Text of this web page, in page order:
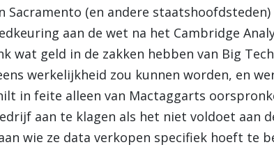
Sacramento (en andere
aan de wet na het Cambridge
wat geld in de zakken hebben van Big
werkelijkheid zou kunnen worden, en
in feite alleen van Mactaggarts
aan te klagen als het niet voldoet aan
wie ze data verkopen specifiek hoeft te